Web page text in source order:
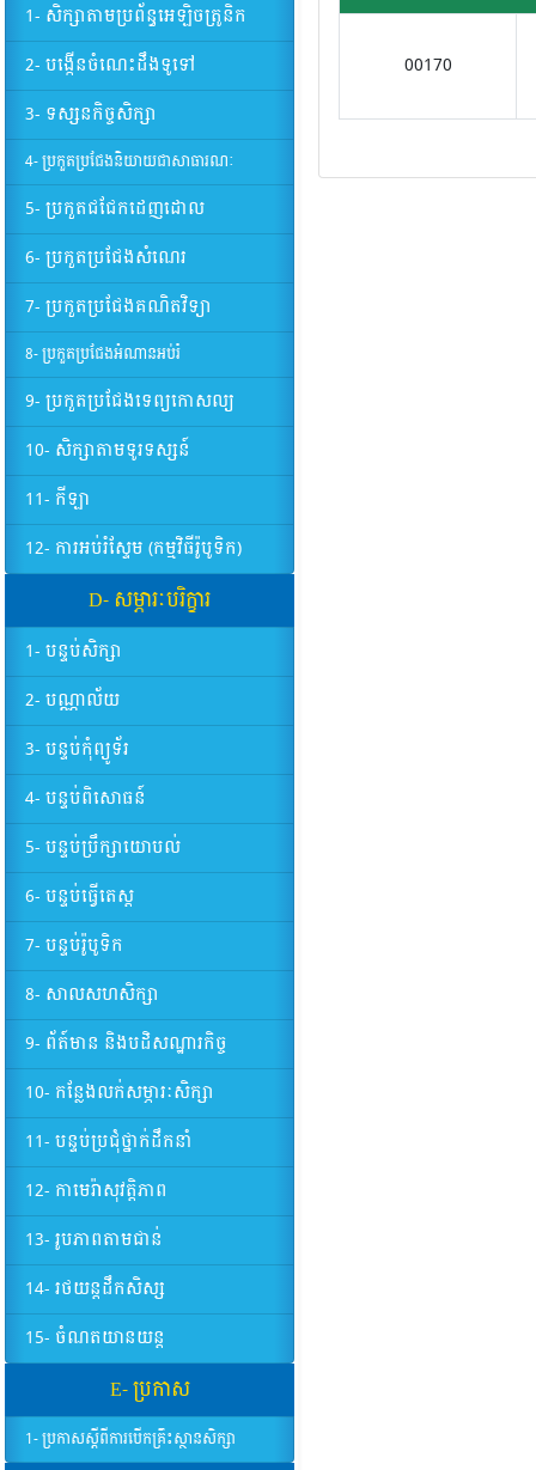
1- សិក្សាតាមប្រព័ន្ធអេឡិចត្រូនិក
2- បង្កើនចំណេះដឹងទូទៅ
3- ទស្សនកិច្ចសិក្សា
4- ប្រកួតប្រជែងនិយាយជាសាធារណៈ
5- ប្រកួតជជែកដេញដោល
6- ប្រកួតប្រជែងសំណេរ
7- ប្រកួតប្រជែងគណិតវិទ្យា
8- ប្រកួតប្រជែងអំណានអប់រំ
9- ប្រកួតប្រជែងទេព្យកោសល្យ
10- សិក្សាតាមទូរទស្សន៍
11- កីឡា
12- ការអប់រំស្ទែម (កម្មវិធីរ៉ូបូទិក)
D- សម្ភារៈបរិក្ខារ
1- បន្ទប់សិក្សា
2- បណ្ណាល័យ
3- បន្ទប់កុំព្យូទ័រ
4- បន្ទប់ពិសោធន៍
5- បន្ទប់ប្រឹក្សាយោបល់
6- បន្ទប់ធ្វើតេស្ត
7- បន្ទប់រ៉ូបូទិក
8- សាលសហសិក្សា
9- ព័ត៍មាន និងបដិសណ្ឋារកិច្ច
10- កន្លែងលក់សម្ភារៈសិក្សា
11- បន្ទប់ប្រជុំថ្នាក់ដឹកនាំ
12- កាមេរ៉ាសុវត្តិភាព
13- រូបភាពតាមជាន់
14- រថយន្តដឹកសិស្ស
15- ចំណតយានយន្ត
E- ប្រកាស
1- ប្រកាសស្តីពីការបើកគ្រឹះស្ថានសិក្សា
00170